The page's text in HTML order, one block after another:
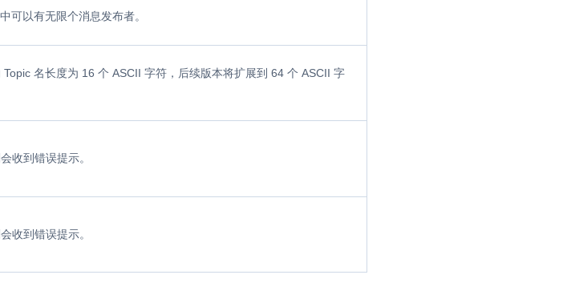
可以有无限个消息发布者。
Topic 名长度为 16 个 ASCII 字符，后续版本将扩展到 64 个 ASCII 字
收到错误提示。
收到错误提示。